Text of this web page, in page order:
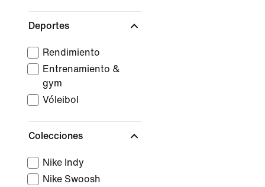
Deportes
Rendimiento
Entrenamiento &
gym
Vóleibol
Colecciones
Nike Indy
Nike Swoosh